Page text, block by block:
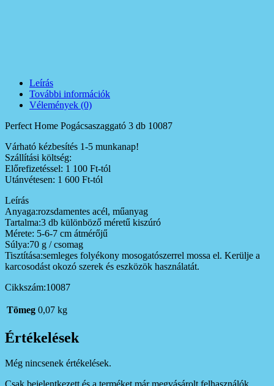
Leírás
További információk
Vélemények (0)
Perfect Home Pogácsaszaggató 3 db 10087
Várható kézbesítés 1-5 munkanap!
Szállítási költség:
Előrefizetéssel: 1 100 Ft-tól
Utánvétesen: 1 600 Ft-tól
Leírás
Anyaga:rozsdamentes acél, műanyag
Tartalma:3 db különböző méretű kiszúró
Mérete: 5-6-7 cm átmérőjű
Súlya:70 g / csomag
Tisztítása:semleges folyékony mosogatószerrel mossa el. Kerülje a
karcosodást okozó szerek és eszközök használatát.
Cikkszám:10087
Tömeg 0,07 kg
Értékelések
Még nincsenek értékelések.